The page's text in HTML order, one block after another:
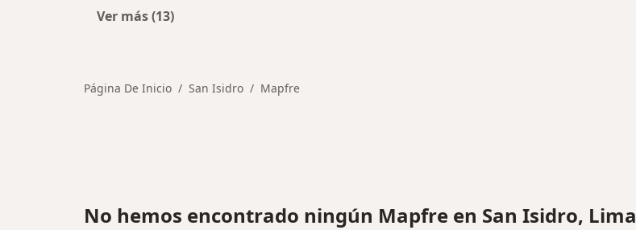
Ver más (13)
Página De Inicio San Isidro Mapfre
No hemos encontrado ningún Mapfre en San Isidro, Lima